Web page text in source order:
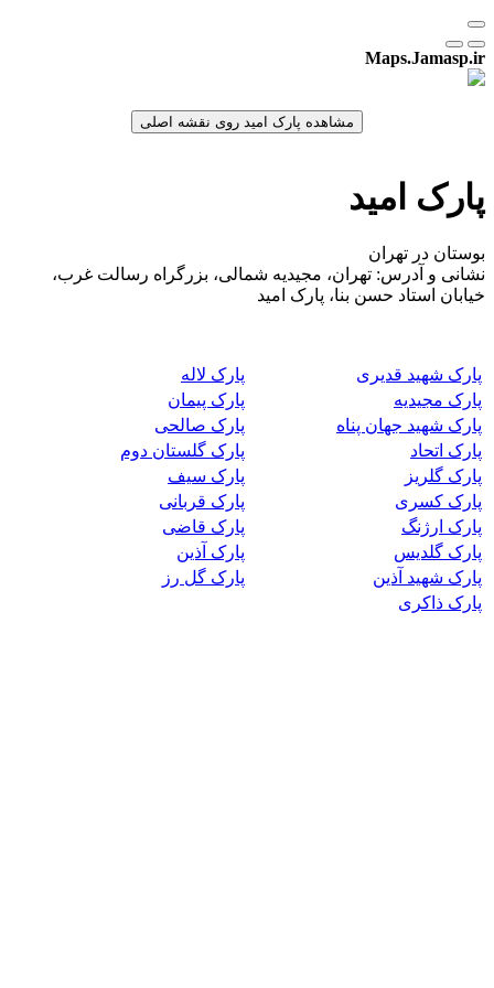
Maps.Jamasp.ir
پارک امید
بوستان در تهران
نشانی و آدرس: تهران، مجیدیه شمالی، بزرگراه رسالت غرب،
خیابان استاد حسن بنا، پارک امید
پارک شهید قدیری
پارک لاله
پارک مجیدیه
پارک پیمان
پارک شهید جهان پناه
پارک صالحی
پارک اتحاد
پارک گلستان دوم
پارک گلریز
پارک سیف
پارک کسری
پارک قربانی
پارک ارژنگ
پارک قاضی
پارک گلدیس
پارک آذین
پارک شهید آذین
پارک گل رز
پارک ذاکری